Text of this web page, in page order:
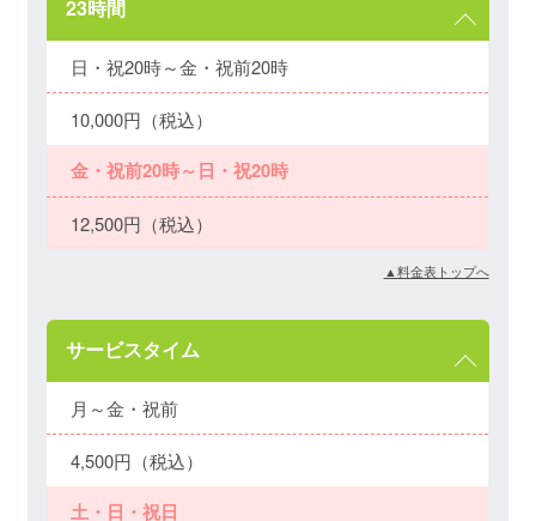
23時間
日・祝20時～金・祝前20時
10,000円（税込）
金・祝前20時～日・祝20時
12,500円（税込）
▲料金表トップへ
サービスタイム
月～金・祝前
4,500円（税込）
土・日・祝日